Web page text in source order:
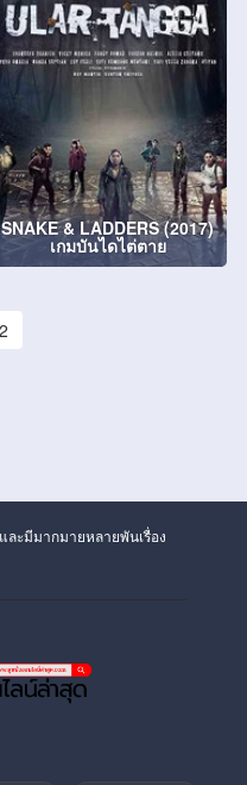
SNAKE & LADDERS (2017)
เกมบันไดไต่ตาย
2
ะมีมากมายหลายพันเรื่อง